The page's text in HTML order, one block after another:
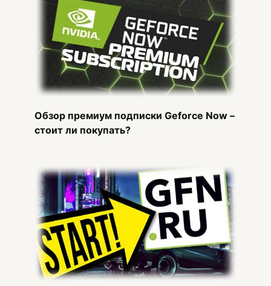
Обзор премиум подписки Geforce Now –
стоит ли покупать?